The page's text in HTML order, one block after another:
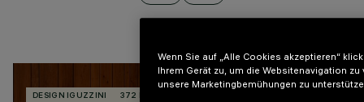
DESIGN IGUZZINI 372 PRODUKTE
Wenn Sie auf „Alle Cookies akzeptieren“
Ihrem Gerät zu, um die Websitenavigation
unsere Marketingbemühungen zu